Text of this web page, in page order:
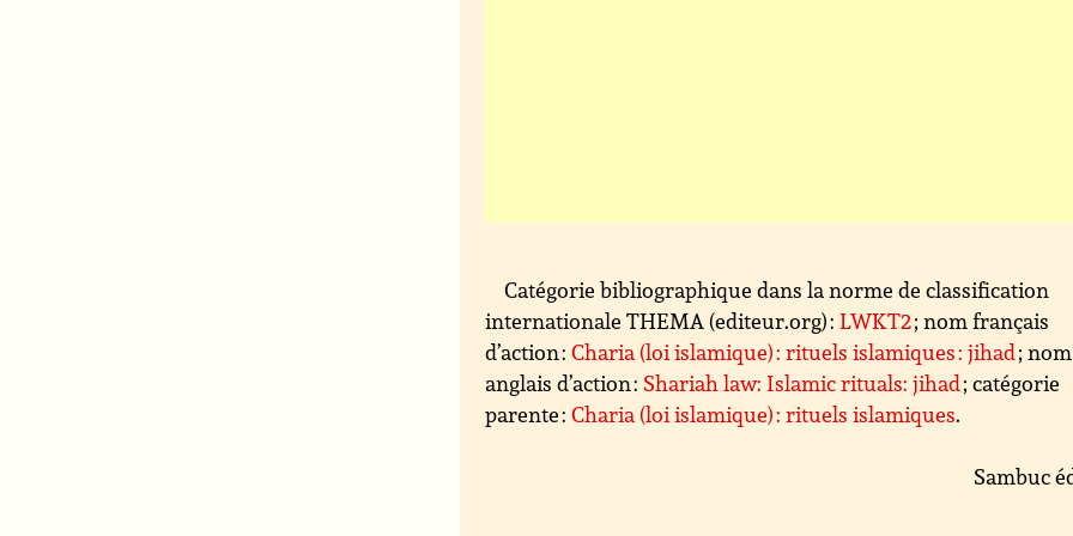
Catégorie bibliographique dans la norme de classification
internationale THEMA (editeur.org) :LWKT2; nom français
d’action :Charia (loi islamique) : rituels islamiques : jihad; nom
anglais d’action : Shariah law: Islamic rituals: jihad; catégorie
parente :Charia (loi islamique) : rituels islamiques.
Sambuc